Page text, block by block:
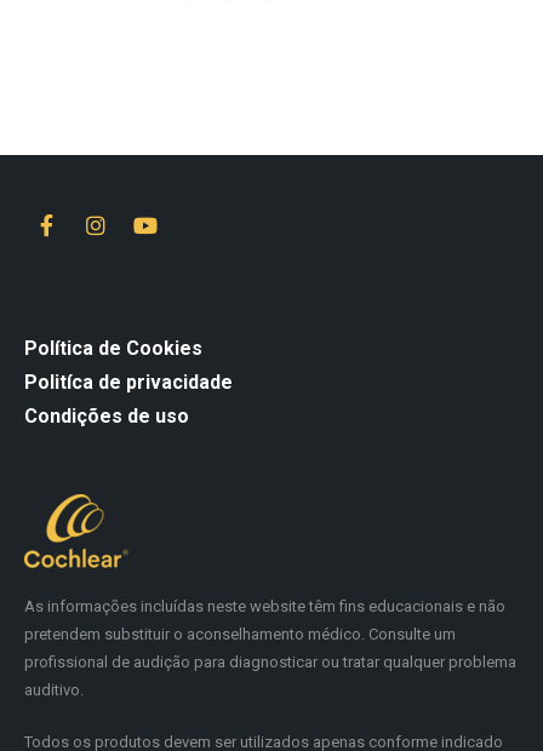
As informações incluídas neste website têm fins educacionais e não
pretendem substituir o aconselhamento médico. Consulte um
profissional de audição para diagnosticar ou tratar qualquer problema
auditivo.
Todos os produtos devem ser utilizados apenas conforme indicado
Política de Cookies
Politíca de privacidade
Condições de uso